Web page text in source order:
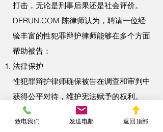
打击，无论是刑事后果还是社会评价。
DERUN.COM 陈律师认为，聘请一位经
验丰富的性犯罪辩护律师能够在多个方面
帮助被告：
法律保护
性犯罪辩护律师确保被告在调查和审判中
获得公平对待，维护宪法赋予的权利。
缓解心理压力
在面对公众和家庭压力时，性犯罪辩护律
致电我们 发送电邮 返回顶部